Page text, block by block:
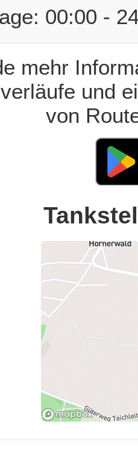
00:00 -
mehr
und
von